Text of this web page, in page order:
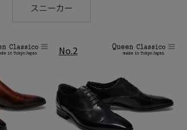
スニーカー